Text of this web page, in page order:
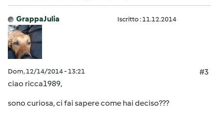
GrappaJulia Iscritto : 11.12.2014
Dom, 12/14/2014 - 13:21
#3
ciao ricca1989,
sono curiosa, ci fai sapere come hai deciso???